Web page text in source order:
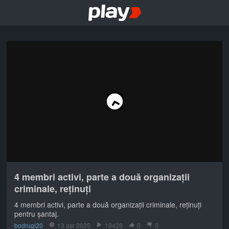
4 membri activi, parte a două organizații
criminale, reținuți
4 membri activi, parte a două organizații criminale, reținuți
pentru șantaj.
bodrugl20 13 авг 2025 19439 0 0